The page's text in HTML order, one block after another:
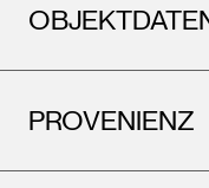
PROVENIENZ